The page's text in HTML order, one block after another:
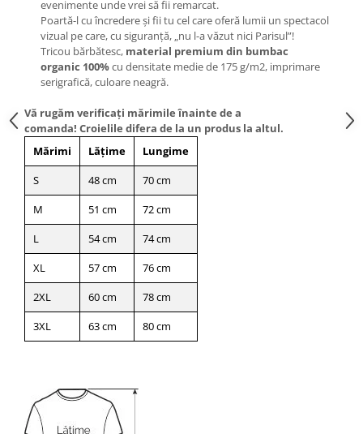
evenimente unde vrei să fii remarcat.
Poartă-l cu încredere și fii tu cel care oferă lumii un spectacol
vizual pe care, cu siguranță, „nu l-a văzut nici Parisul”!
Tricou bărbătesc, material premium din bumbac
organic 100%cu densitate medie de 175 g/m2, imprimare
serigrafică, culoare neagră.
Vă rugăm verificaţi mărimile înainte de a
comanda! Croielile difera de la un produs la altul.
Mărimi
Lățime
Lungime
S
48 cm
70 cm
M
51 cm
72 cm
L
54 cm
74 cm
XL
57 cm
76 cm
2XL
60 cm
78 cm
3XL
63 cm 80 cm